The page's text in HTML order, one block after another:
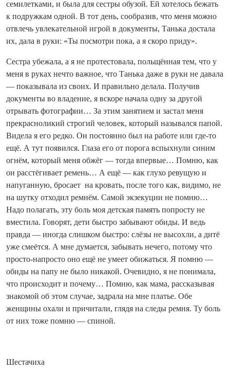
семилетками, и была для сестры обузой. Ей хотелось бежать
к подружкам одной. В тот день, сообразив, что меня можно
отвлечь увлекательной игрой в документы, Танька достала
их, дала в руки: «Ты посмотри пока, а я скоро приду».
Сестра убежала, а я не протестовала, польщённая тем, что у
меня в руках нечто важное, что Танька даже в руки не давала
— показывала из своих. И правильно делала. Получив
документы во владение, я вскоре начала одну за другой
отрывать фотографии… За этим занятием и застал меня
прекрасноликий строгий человек, который назывался папой.
Видела я его редко. Он постоянно был на работе или где-то
ещё. А тут появился. Глаза его от порога вспыхнули синим
огнём, который меня обжёг — тогда впервые… Помню, как
он расстёгивает ремень… А ещё — как глухо ревущую и
напуганную, бросает на кровать, после того как, видимо, не
на шутку отходил ремнём. Самой экзекуции не помню…
Надо полагать, эту боль моя детская память попросту не
вместила. Говорят, дети быстро забывают обиды. И ведь
правда — иногда слишком быстро: слёзы не высохли, а дитё
уже смеётся. А мне думается, забывать нечего, потому что
просто-напросто оно ещё не умеет обижаться. Я помню —
обиды на папу не было никакой. Очевидно, я не понимала,
что происходит и почему… Помню, как мама, рассказывая
знакомой об этом случае, задрала на мне платье. Обе
женщины охали и причитали, глядя на следы ремня. Ту боль
от них тоже помню — спиной.
Шестачиха